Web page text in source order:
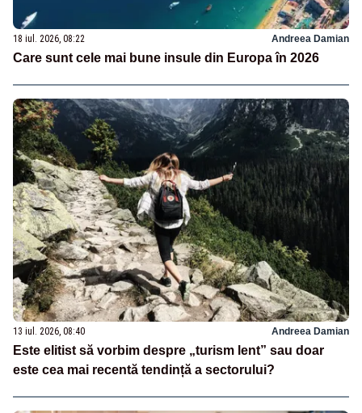
18 iul. 2026, 08:22 Andreea Damian
Care sunt cele mai bune insule din Europa în 2026
13 iul. 2026, 08:40 Andreea Damian
Este elitist să vorbim despre „turism lent” sau doar
este cea mai recentă tendință a sectorului?